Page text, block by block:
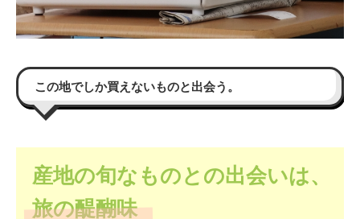
この地でしか買えないものと出会う。
産地の旬なものとの出会いは、
旅の醍醐味